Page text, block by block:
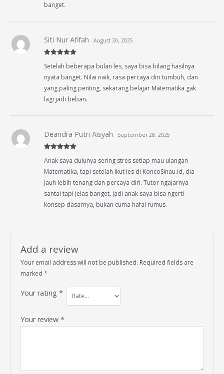
banget.
of 5
Siti Nur Afifah August 30, 2025
Setelah beberapa bulan les, saya bisa bilang hasilnya
nyata banget. Nilai naik, rasa percaya diri tumbuh, dan
yang paling penting, sekarang belajar Matematika gak
lagi jadi beban.
of 5
Deandra Putri Aisyah September 28, 2025
Anak saya dulunya sering stres setiap mau ulangan
Matematika, tapi setelah ikut les di KoncoSinau.id, dia
jauh lebih tenang dan percaya diri. Tutor ngajarnya
santai tapi jelas banget, jadi anak saya bisa ngerti
konsep dasarnya, bukan cuma hafal rumus.
Add a review
Your email address will not be published. Required fields are
marked*
Your rating*
Your review*